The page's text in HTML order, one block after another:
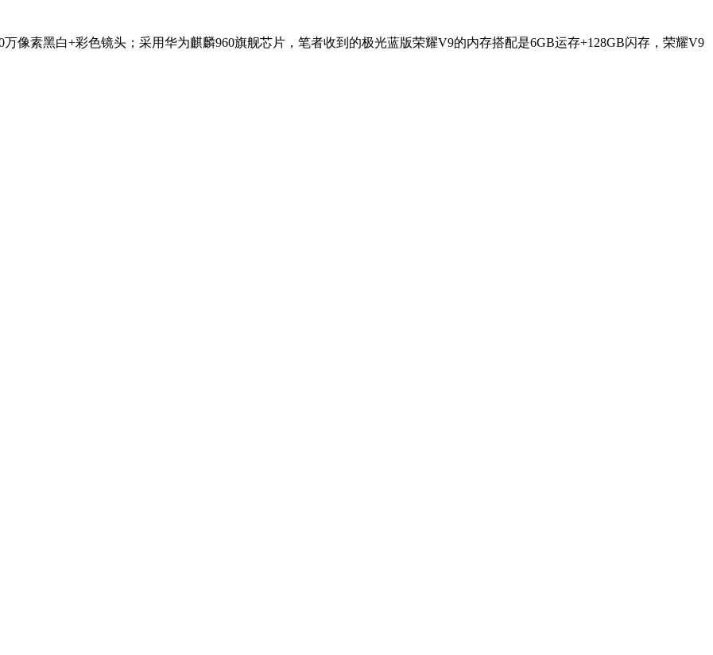
素黑白+彩色镜头；采用华为麒麟960旗舰芯片，笔者收到的极光蓝版荣耀V9的内存搭配是6GB运存+128GB闪存，荣耀V9